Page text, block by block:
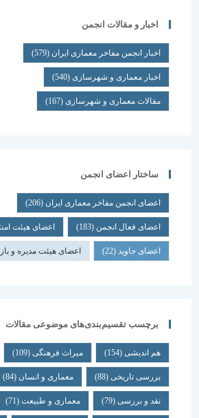
اخبار و مقالات انجمن
اخبار انجمن مفاخر معماری ایران (579)
اخبار معماری و شهرسازی(540)
مقالات معماری و شهرسازی(167)
ساختار اعضای انجمن
اعضای انجمن مفاخر معماری ایران (206)
اعضای فعال انجمن(183) اعضای هیئت امنا(42)
اعضای جاوید(22) اعضای هیئت مدیره و بازرسان(7)
برچسب تقسیم‌بندی‌های موضوعی مقالات
هم اندیشی (154) میراث فرهنگی (109)
بررسی تاریخی (88) معماری و انسان (84)
نقد و بررسی (79) معماری و طبیعت (71)